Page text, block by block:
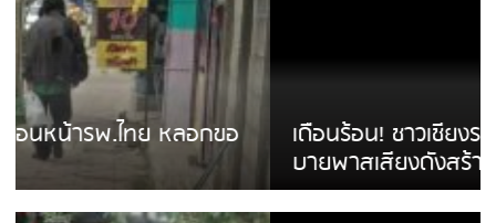
เดือนร้อน! ชาวเชียงรายบ่นรถ Isuzu สีขาวซิ่ง
บายพาสเสียงดังสร้างความรำคาญ